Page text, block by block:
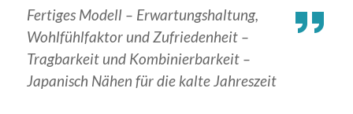
Fertiges Modell – Erwartungshaltung,
Wohlfühlfaktor und Zufriedenheit –
Tragbarkeit und Kombinierbarkeit –
Japanisch Nähen für die kalte Jahreszeit